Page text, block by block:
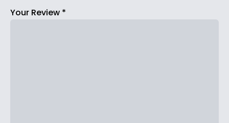
Your Review *